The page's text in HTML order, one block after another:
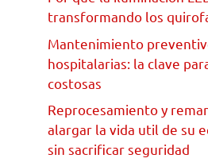
transformando los
Mantenimiento
hospitalarias: la clave
costosas
Reprocesamiento y
alargar la vida util de su
sin sacrificar seguridad